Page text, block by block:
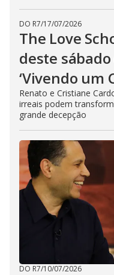
DO R7/17/07/2026
The Love
deste
‘Vivendo um
Renato e Cristiane
irreais podem
grande decepção
DO R7/10/07/2026